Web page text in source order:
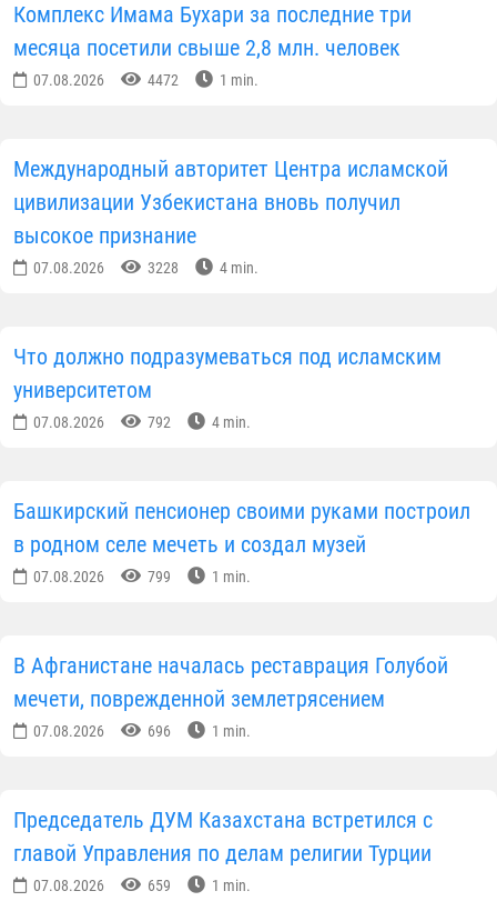
Комплекс Имама Бухари за последние три
месяца посетили свыше 2,8 млн. человек
07.08.2026 4472 1 min.
Международный авторитет Центра исламской
цивилизации Узбекистана вновь получил
высокое признание
07.08.2026 3228 4 min.
Что должно подразумеваться под исламским
университетом
07.08.2026 792 4 min.
Башкирский пенсионер своими руками построил
в родном селе мечеть и создал музей
07.08.2026 799 1 min.
В Афганистане началась реставрация Голубой
мечети, поврежденной землетрясением
07.08.2026 696 1 min.
Председатель ДУМ Казахстана встретился с
главой Управления по делам религии Турции
07.08.2026 659 1 min.